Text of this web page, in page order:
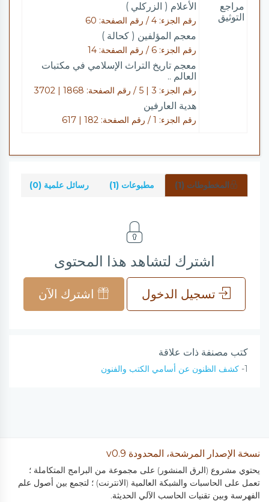
مراجع
التوثيق
الأعلام ( الزركلي )
رقم الجزء: 4 / رقم الصفحة: 60
معجم المؤلفين ( كحالة )
رقم الجزء: 6 / رقم الصفحة: 14
معجم تاريخ التراث الإسلامي في مكتبات
العالم ..
رقم الجزء: 3 | 5 / رقم الصفحة: 1868 | 3702
هدية العارفين
رقم الجزء: 1 / رقم الصفحة: 182 | 617
المخطوطات (1) مطبوعات (1) رسائل علمية (0)
اشترك لتشاهد هذا المحتوى
تسجيل الدخول اشترك الآن
كتب مصنفة ذات علاقة
1- كشف الظنون عن أسامي الكتب والفنون
نسخة الإصدار المرشحة، المحدودة v0.9
يحتوي مشروع (الرق المنشور) على مجموعة من البرامج المتكاملة ؛
تعمل على الحاسبات والشبكة العالمية (الانترنت) ؛ لتجمع بين أصول علم
الفهرسة وبين تقنيات الحاسب الآلي الحديثة.